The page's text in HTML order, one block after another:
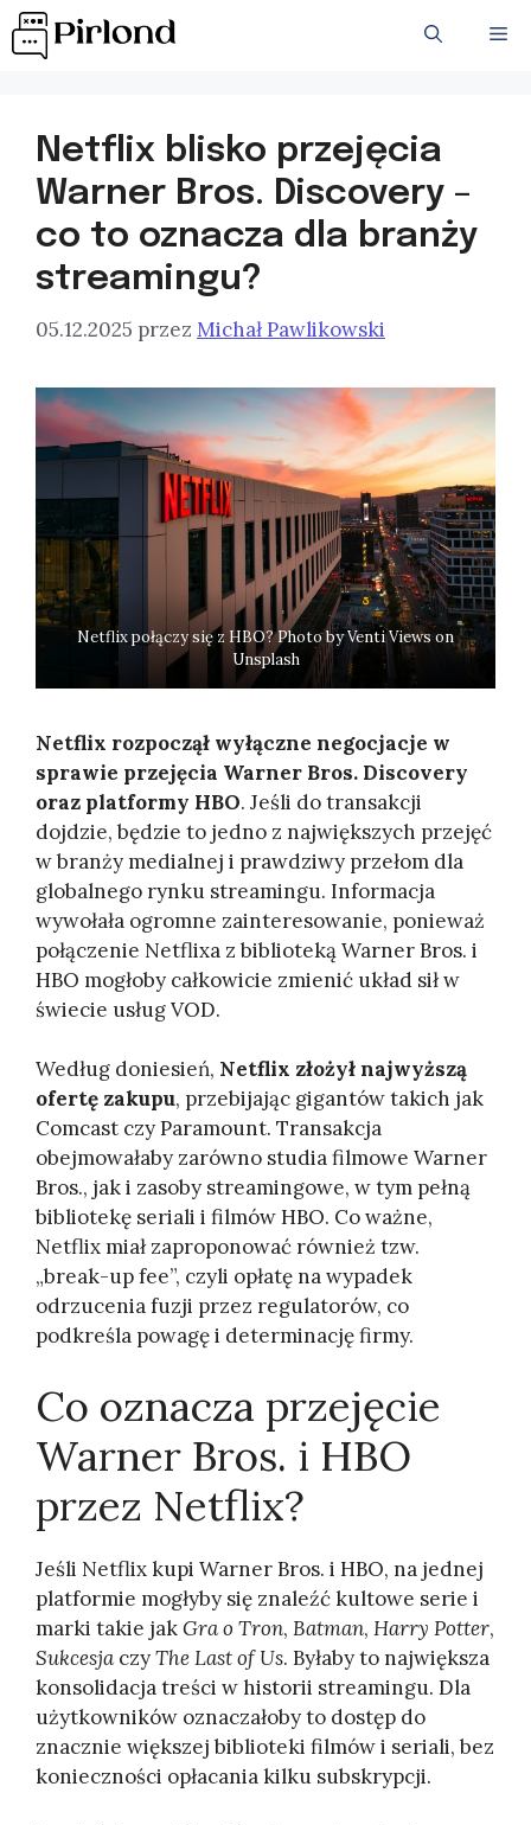
Przejdź
do
Netflix blisko przejęcia
Warner Bros. Discovery –
co to oznacza dla branży
streamingu?
05.12.2025 przez Michał Pawlikowski
Netflix połączy się z HBO? Photo by Venti Views on
Unsplash
Netflix rozpoczął wyłączne negocjacje w
sprawie przejęcia Warner Bros. Discovery
oraz platformy HBO. Jeśli do transakcji
dojdzie, będzie to jedno z największych przejęć
w branży medialnej i prawdziwy przełom dla
globalnego rynku streamingu. Informacja
wywołała ogromne zainteresowanie, ponieważ
połączenie Netflixa z biblioteką Warner Bros. i
HBO mogłoby całkowicie zmienić układ sił w
świecie usług VOD.
Według doniesień, Netflix złożył najwyższą
ofertę zakupu, przebijając gigantów takich jak
Comcast czy Paramount. Transakcja
obejmowałaby zarówno studia filmowe Warner
Bros., jak i zasoby streamingowe, w tym pełną
bibliotekę seriali i filmów HBO. Co ważne,
Netflix miał zaproponować również tzw.
„break-up fee”, czyli opłatę na wypadek
odrzucenia fuzji przez regulatorów, co
podkreśla powagę i determinację firmy.
Co oznacza przejęcie
Warner Bros. i HBO
przez Netflix?
Jeśli Netflix kupi Warner Bros. i HBO, na jednej
platformie mogłyby się znaleźć kultowe serie i
marki takie jakGra o Tron, Batman, Harry Potter,
Sukcesja czyThe Last of Us. Byłaby to największa
konsolidacja treści w historii streamingu. Dla
użytkowników oznaczałoby to dostęp do
znacznie większej biblioteki filmów i seriali, bez
konieczności opłacania kilku subskrypcji.